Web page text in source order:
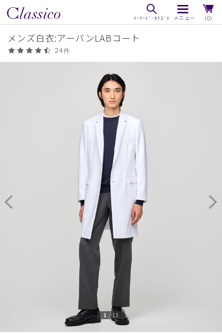
（0）
メンズ白衣:アーバンLABコート
24件
1 /13